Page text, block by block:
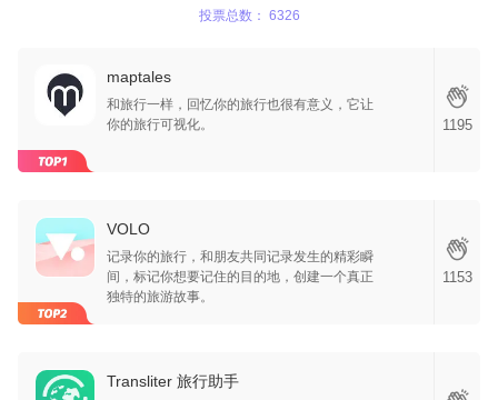
投票总数： 6326
maptales
和旅行一样，回忆你的旅行也很有意义，它让
你的旅行可视化。
1195
VOLO
记录你的旅行，和朋友共同记录发生的精彩瞬
间，标记你想要记住的目的地，创建一个真正
独特的旅游故事。
1153
Transliter 旅行助手